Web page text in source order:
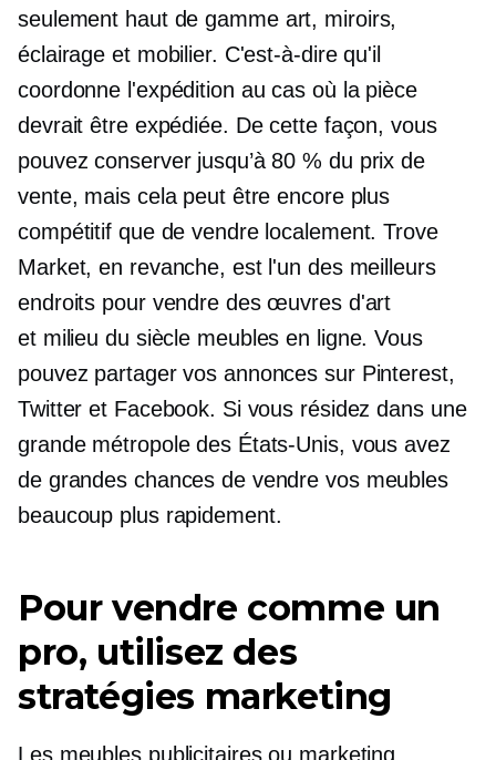
seulement haut de gammeart, miroirs,
éclairage et mobilier. C'est-à-dire qu'il
coordonne l'expédition au cas où la pièce
devrait être expédiée. De cette façon, vous
pouvez conserver jusqu’à 80 % du prix de
vente, mais cela peut être encore plus
compétitif que de vendre localement. Trove
Market, en revanche, est l'un des meilleurs
endroits pour vendre des œuvres d'art
et milieu du siècle meubles en ligne. Vous
pouvez partager vos annonces sur Pinterest,
Twitter et Facebook. Si vous résidez dans une
grande métropole des États-Unis, vous avez
de grandes chances de vendre vos meubles
beaucoup plus rapidement.
Pour vendre comme un
pro, utilisez des
stratégies marketing
Les meubles publicitaires ou marketing